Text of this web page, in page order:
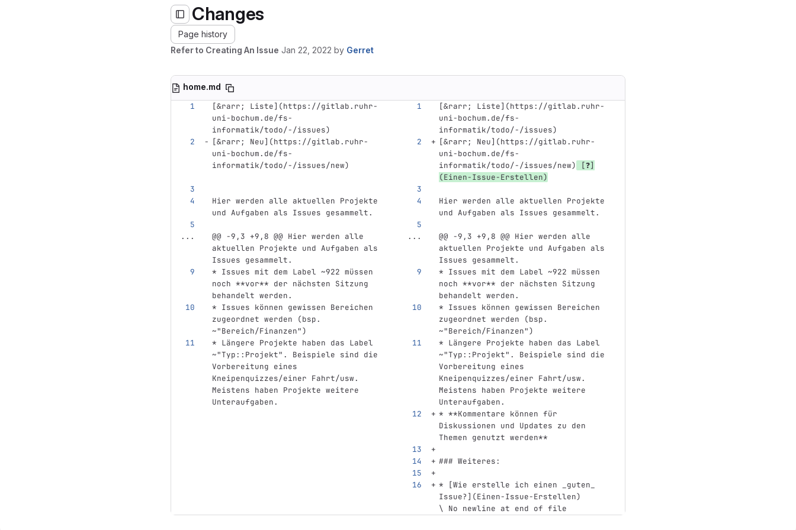
Changes
Page history
Refer to Creating An Issue Jan 22, 2022 by Gerret
home.md
[&rarr; Liste](https://gitlab.ruhr-
uni-bochum.de/fs-
informatik/todo/-/issues)
[&rarr; Liste](https://gitlab.ruhr-
uni-bochum.de/fs-
informatik/todo/-/issues)
[&rarr; Neu](https://gitlab.ruhr-
uni-bochum.de/fs-
informatik/todo/-/issues/new)
[&rarr; Neu](https://gitlab.ruhr-
uni-bochum.de/fs-
informatik/todo/-/issues/new) [❓]
(Einen-Issue-Erstellen)
Hier werden alle aktuellen Projekte
und Aufgaben als Issues gesammelt.
Hier werden alle aktuellen Projekte
und Aufgaben als Issues gesammelt.
...
@@ -9,3 +9,8 @@ Hier werden alle
aktuellen Projekte und Aufgaben als
Issues gesammelt.
...
@@ -9,3 +9,8 @@ Hier werden alle
aktuellen Projekte und Aufgaben als
Issues gesammelt.
* Issues mit dem Label ~922 müssen
noch **vor** der nächsten Sitzung
behandelt werden.
* Issues mit dem Label ~922 müssen
noch **vor** der nächsten Sitzung
behandelt werden.
* Issues können gewissen Bereichen
zugeordnet werden (bsp.
~"Bereich/Finanzen")
* Issues können gewissen Bereichen
zugeordnet werden (bsp.
~"Bereich/Finanzen")
* Längere Projekte haben das Label
~"Typ::Projekt". Beispiele sind die
Vorbereitung eines
Kneipenquizzes/einer Fahrt/usw.
Meistens haben Projekte weitere
Unteraufgaben.
* Längere Projekte haben das Label
~"Typ::Projekt". Beispiele sind die
Vorbereitung eines
Kneipenquizzes/einer Fahrt/usw.
Meistens haben Projekte weitere
Unteraufgaben.
* **Kommentare können für
Diskussionen und Updates zu den
Themen genutzt werden**
### Weiteres:
* [Wie erstelle ich einen _guten_
Issue? ](Einen-Issue-Erstellen)
\ No newline at end of file